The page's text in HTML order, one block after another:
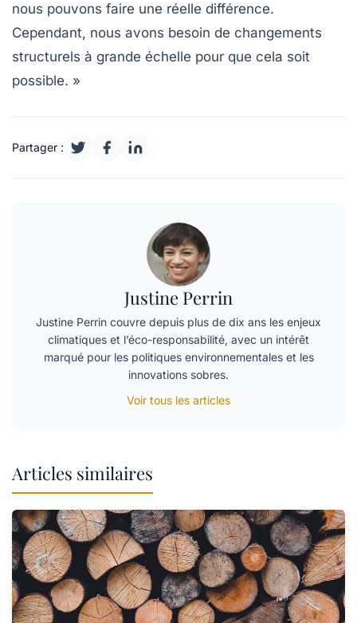
nous pouvons faire une réelle différence.
Cependant, nous avons besoin de changements
structurels à grande échelle pour que cela soit
possible. »
Partager :
Justine Perrin
Justine Perrin couvre depuis plus de dix ans les enjeux
climatiques et l’éco-responsabilité, avec un intérêt
marqué pour les politiques environnementales et les
innovations sobres.
Voir tous les articles
Articles similaires